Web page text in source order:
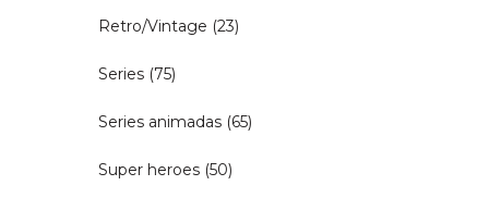
Retro/Vintage (23)
Series (75)
Series animadas (65)
Super heroes (50)